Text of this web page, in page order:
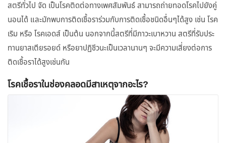
สตรีทั่วไป จัด เป็นโรคติดต่อทางเพศสัมพันธ์ สามารถถ่ายทอดโรคไปยังคู่
นอนได้ และมักพบการติดเชื้อราร่วมกับการติดเชื้อชนิดอื่นๆได้สูง เช่น โรค
เริม หรือ โรคเอดส์ เป็นต้น นอกจากนี้สตรีที่มีภาวะเบาหวาน สตรีที่รับประ
ทานยาสเตียรอยด์ หรือยาปฏิชีวนะเป็นเวลานานๆ จะมีความเสี่ยงต่อการ
ติดเชื้อราได้สูงเช่นกัน
โรคเชื้อราในช่องคลอดมีสาเหตุจากอะไร?